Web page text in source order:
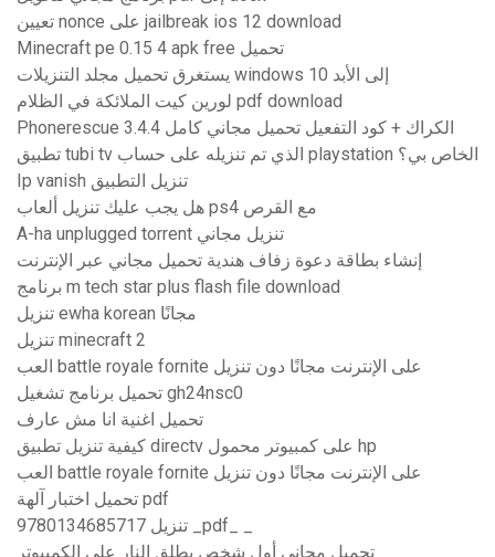
تعيين nonce على jailbreak ios 12 download
Minecraft pe 0.15 4 apk free تحميل
يستغرق تحميل مجلد التنزيلات windows 10 إلى الأبد
لورين كيت الملائكة في الظلام pdf download
Phonerescue 3.4.4 الكراك + كود التفعيل تحميل مجاني كامل
تطبيق tubi tv الذي تم تنزيله على حساب playstation الخاص بي؟
Ip vanish تنزيل التطبيق
هل يجب عليك تنزيل ألعاب ps4 مع القرص
A-ha unplugged torrent تنزيل مجاني
إنشاء بطاقة دعوة زفاف هندية تحميل مجاني عبر الإنترنت
برنامج m tech star plus flash file download
تنزيل ewha korean مجانًا
تنزيل minecraft 2
العب battle royale fornite على الإنترنت مجانًا دون تنزيل
تحميل برنامج تشغيل gh24nsc0
تحميل اغنية انا مش عارف
كيفية تنزيل تطبيق directv على كمبيوتر محمول hp
العب battle royale fornite على الإنترنت مجانًا دون تنزيل
تحميل اختبار آلهة pdf
9780134685717 تنزيل _pdf_ _
تحميل مجاني أول شخص يطلق النار على الكمبيوتر